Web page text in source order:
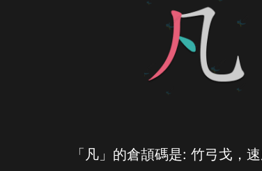
「凡」的倉頡碼是: 竹弓戈，